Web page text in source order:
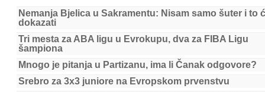
Nemanja Bjelica u Sakramentu: Nisam samo šuter i to
dokazati
Tri mesta za ABA ligu u Evrokupu, dva za FIBA Ligu
šampiona
Mnogo je pitanja u Partizanu, ima li Čanak odgovore?
Srebro za 3x3 juniore na Evropskom prvenstvu